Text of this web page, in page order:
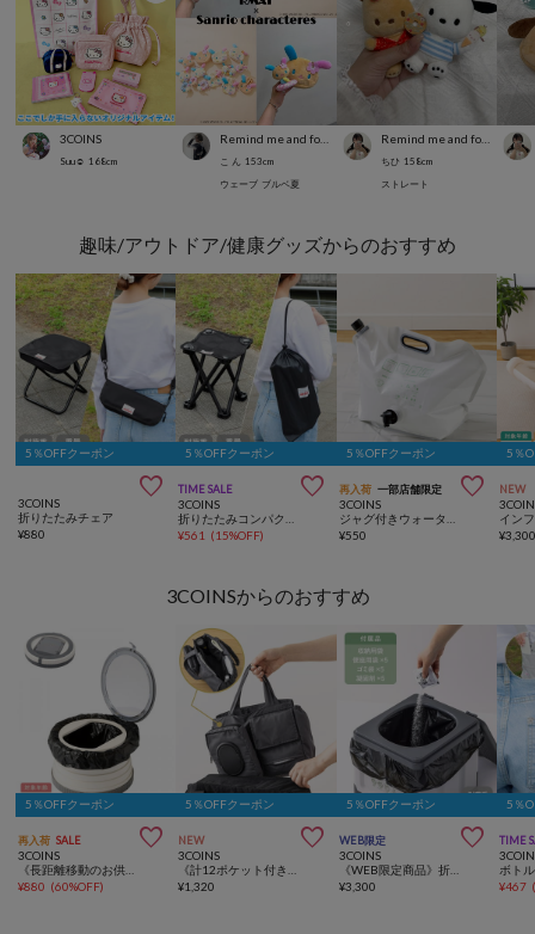
3COINS
Suu☺︎ 168cm こ ん 153cm
ウェーブ ブルベ夏
Remind me and forever
ちひ 158cm
ストレート
趣味/アウトドア/健康グッズからのおすすめ
5％OFFクーポン

3COINS
折りたたみチェア
¥880
5％OFFクーポン
TIME SALE 
3COINS
¥561 (15%OFF)
5％OFFクーポン
再入荷 一部店舗限定 
3COINS
¥550
5％
NEW
¥
3COINSからのおすすめ
5％OFFクーポン
再入荷 SALE 
3COINS
¥880 (60%OFF)
5％OFFクーポン
NEW 
3COINS
¥1,320
5％OFFクーポン
WEB限定 
3COINS
《WEB限定商品》折りたたみ非常用トイレ／SOBANI
¥3,300
5％
TIME
ボト
¥467